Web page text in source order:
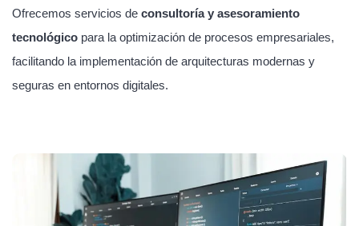
Ofrecemos servicios de consultoría y asesoramiento
tecnológico para la optimización de procesos empresariales,
facilitando la implementación de arquitecturas modernas y
seguras en entornos digitales.